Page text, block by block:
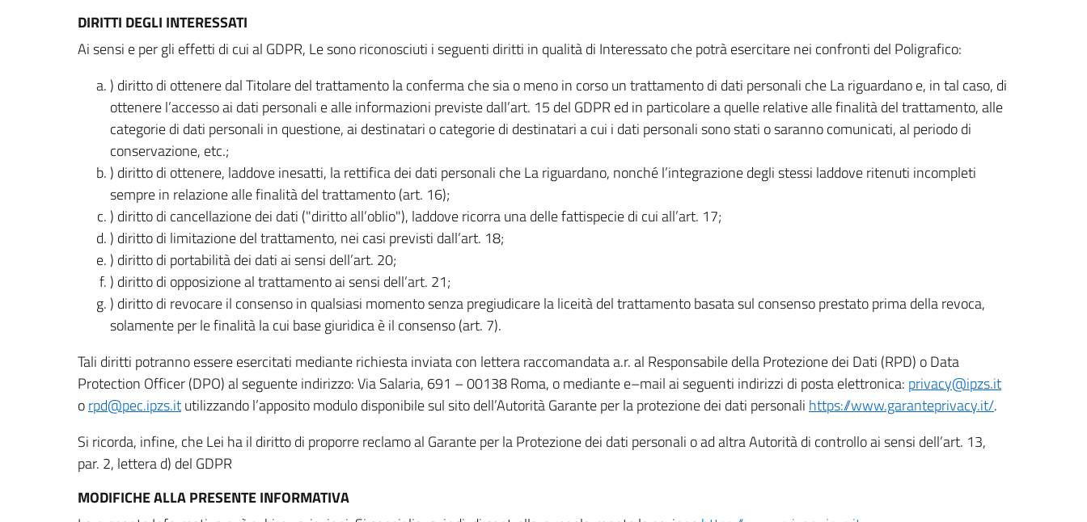
DIRITTI DEGLI INTERESSATI
Ai sensi e per gli effetti di cui al GDPR, Le sono riconosciuti i seguenti diritti in qualità di Interessato che potrà esercitare nei confronti del Poligrafico:
) diritto di ottenere dal Titolare del trattamento la conferma che sia o meno in corso un trattamento di dati personali che La riguardano e, in tal caso, di
ottenere l’accesso ai dati personali e alle informazioni previste dall’art. 15 del GDPR ed in particolare a quelle relative alle finalità del trattamento, alle
categorie di dati personali in questione, ai destinatari o categorie di destinatari a cui i dati personali sono stati o saranno comunicati, al periodo di
conservazione, etc.;
) diritto di ottenere, laddove inesatti, la rettifica dei dati personali che La riguardano, nonché l’integrazione degli stessi laddove ritenuti incompleti
sempre in relazione alle finalità del trattamento (art. 16);
) diritto di cancellazione dei dati ("diritto all’oblio"), laddove ricorra una delle fattispecie di cui all’art. 17;
) diritto di limitazione del trattamento, nei casi previsti dall’art. 18;
) diritto di portabilità dei dati ai sensi dell’art. 20;
) diritto di opposizione al trattamento ai sensi dell’art. 21;
) diritto di revocare il consenso in qualsiasi momento senza pregiudicare la liceità del trattamento basata sul consenso prestato prima della revoca,
solamente per le finalità la cui base giuridica è il consenso (art. 7).
Tali diritti potranno essere esercitati mediante richiesta inviata con lettera raccomandata a.r. al Responsabile della Protezione dei Dati (RPD) o Data
Protection Officer (DPO) al seguente indirizzo: Via Salaria, 691 – 00138 Roma, o mediante e–mail ai seguenti indirizzi di posta elettronica: privacy@ipzs.it
orpd@pec.ipzs.itutilizzando l’apposito modulo disponibile sul sito dell’Autorità Garante per la protezione dei dati personali https://www.garanteprivacy.it/.
Si ricorda, infine, che Lei ha il diritto di proporre reclamo al Garante per la Protezione dei dati personali o ad altra Autorità di controllo ai sensi dell’art. 13,
par. 2, lettera d) del GDPR
MODIFICHE ALLA PRESENTE INFORMATIVA